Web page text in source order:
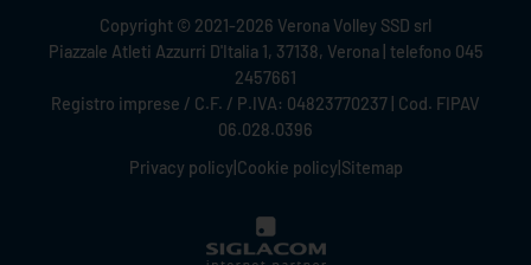
Copyright © 2021-2026 Verona Volley SSD srl
Piazzale Atleti Azzurri D'Italia 1, 37138, Verona | telefono 045
2457661
Registro imprese / C.F. / P.IVA: 04823770237 | Cod. FIPAV
06.028.0396
Privacy policy Cookie policy Sitemap